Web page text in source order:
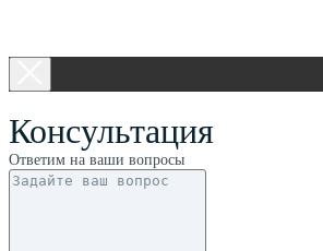
Консультация
Ответим на ваши вопросы